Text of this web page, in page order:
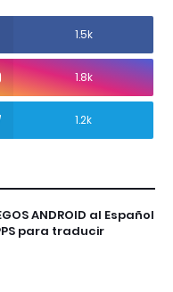
1.5k
1.8k
1.2k
ANDROID al Español
para traducir